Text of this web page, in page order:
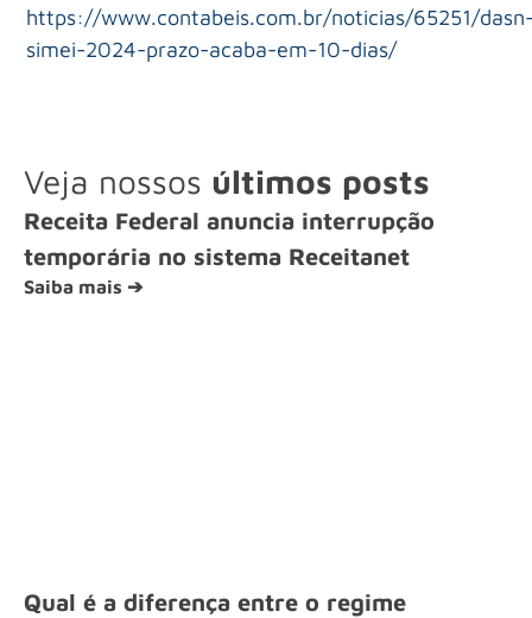
https://www.contabeis.com.br/noticias/65251/
simei-2024-prazo-acaba-em-10-dias/
Veja nossos últimos posts
Receita Federal anuncia interrupção
temporária no sistema Receitanet
Saiba mais ➔
Qual é a diferença entre o regime